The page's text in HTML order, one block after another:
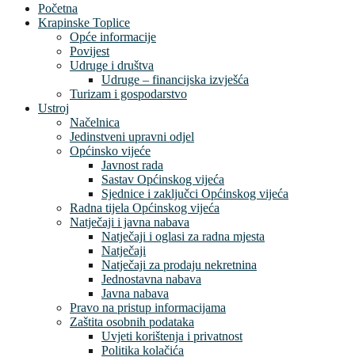
Početna
Krapinske Toplice
Opće informacije
Povijest
Udruge i društva
Udruge – financijska izvješća
Turizam i gospodarstvo
Ustroj
Načelnica
Jedinstveni upravni odjel
Općinsko vijeće
Javnost rada
Sastav Općinskog vijeća
Sjednice i zaključci Općinskog vijeća
Radna tijela Općinskog vijeća
Natječaji i javna nabava
Natječaji i oglasi za radna mjesta
Natječaji
Natječaji za prodaju nekretnina
Jednostavna nabava
Javna nabava
Pravo na pristup informacijama
Zaštita osobnih podataka
Uvjeti korištenja i privatnost
Politika kolačića